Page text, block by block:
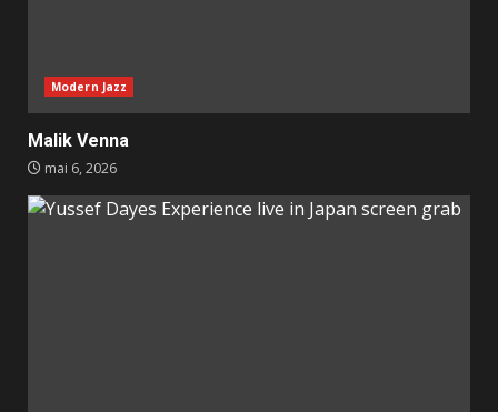
Modern Jazz
Malik Venna
mai 6, 2026